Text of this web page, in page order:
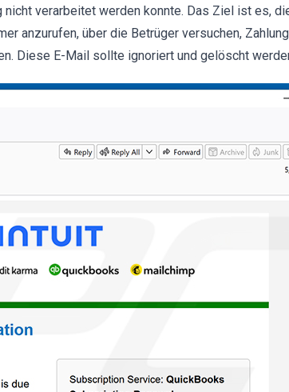
verarbeitet werden konnte. Das Ziel ist es,
anzurufen, über die Betrüger versuchen,
Diese E-Mail sollte ignoriert und gelöscht